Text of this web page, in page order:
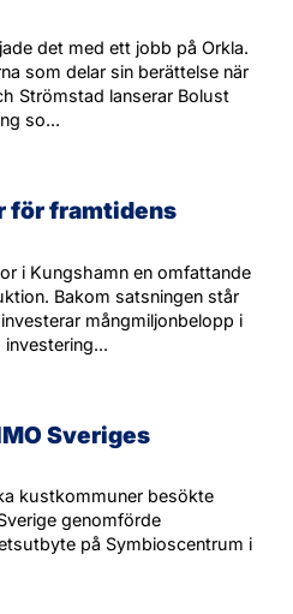
det med ett jobb på Orkla.
som delar sin berättelse när
Strömstad lanserar Bolust
so...
för framtidens
i Kungshamn en omfattande
Bakom satsningen står
mångmiljonbelopp i
Sveriges
kustkommuner besökte
genomförde
på Symbioscentrum i